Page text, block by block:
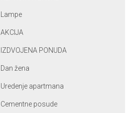
Lampe
AKCIJA
IZDVOJENA PONUDA
Dan žena
Uredenje apartmana
Cementne posude